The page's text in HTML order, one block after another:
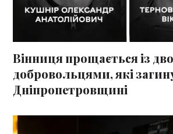
Вінниця прощається із
добровольцями, які
Дніпропетровщині